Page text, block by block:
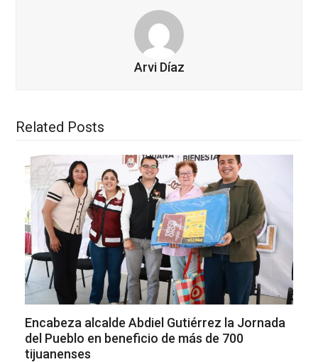
Arvi Díaz
Related Posts
Encabeza alcalde Abdiel Gutiérrez la Jornada
del Pueblo en beneficio de más de 700
tijuanenses